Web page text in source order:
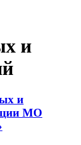
и
и
МО